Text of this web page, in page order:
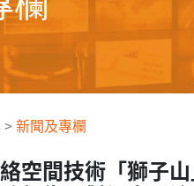
>新聞及專欄
空間技術「獅子